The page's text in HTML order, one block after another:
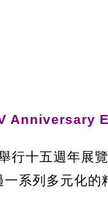
Anniversary
行十五週年展
系列多元化